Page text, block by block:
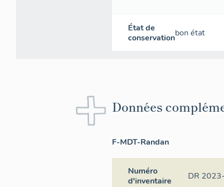
État de
conservationbon état
Données
F-MDT-Randan
Numéro
d'inventaire
DR